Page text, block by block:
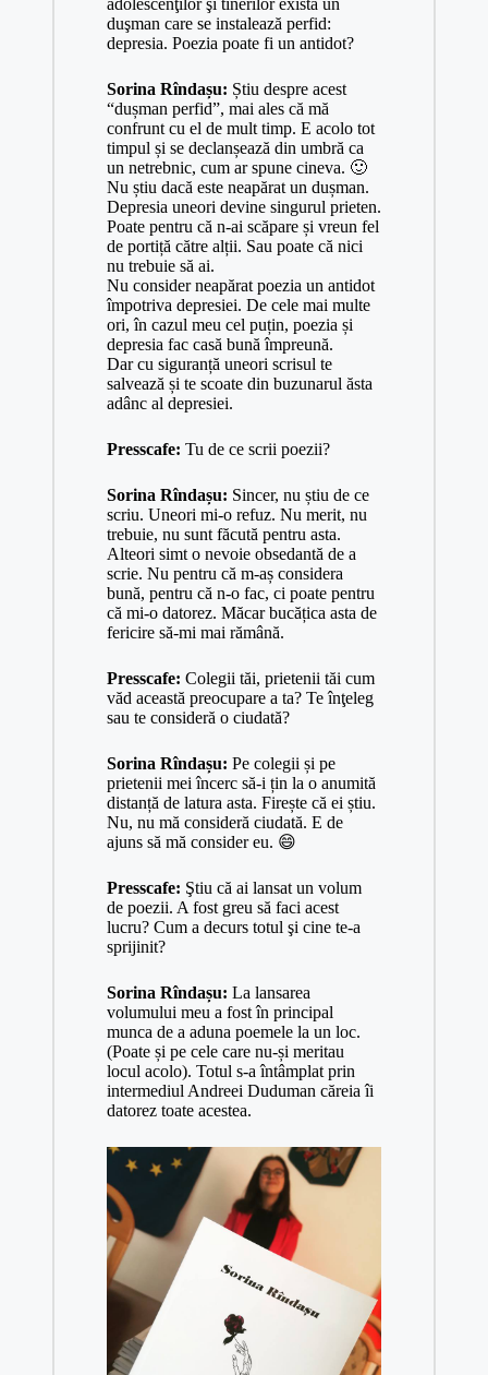
duşman care se instalează perfid:
depresia. Poezia poate fi un antidot?
Sorina Rîndașu: Știu despre acest
“dușman perfid”, mai ales că mă
confrunt cu el de mult timp. E acolo tot
timpul și se declanșează din umbră ca
un netrebnic, cum ar spune cineva. 🙂
Nu știu dacă este neapărat un dușman.
Depresia uneori devine singurul prieten.
Poate pentru că n-ai scăpare și vreun fel
de portiță către alții. Sau poate că nici
nu trebuie să ai.
Nu consider neapărat poezia un antidot
împotriva depresiei. De cele mai multe
ori, în cazul meu cel puțin, poezia și
depresia fac casă bună împreună.
Dar cu siguranță uneori scrisul te
salvează și te scoate din buzunarul ăsta
adânc al depresiei.
Presscafe: Tu de ce scrii poezii?
Sorina Rîndașu: Sincer, nu știu de ce
scriu. Uneori mi-o refuz. Nu merit, nu
trebuie, nu sunt făcută pentru asta.
Alteori simt o nevoie obsedantă de a
scrie. Nu pentru că m-aș considera
bună, pentru că n-o fac, ci poate pentru
că mi-o datorez. Măcar bucățica asta de
fericire să-mi mai rămână.
Presscafe: Colegii tăi, prietenii tăi cum
văd această preocupare a ta? Te înţeleg
sau te consideră o ciudată?
Sorina Rîndașu: Pe colegii și pe
prietenii mei încerc să-i țin la o anumită
distanță de latura asta. Firește că ei știu.
Nu, nu mă consideră ciudată. E de
ajuns să mă consider eu. 😄
Presscafe: Ştiu că ai lansat un volum
de poezii. A fost greu să faci acest
lucru? Cum a decurs totul şi cine te-a
sprijinit?
Sorina Rîndașu: La lansarea
volumului meu a fost în principal
munca de a aduna poemele la un loc.
(Poate și pe cele care nu-și meritau
locul acolo). Totul s-a întâmplat prin
intermediul Andreei Duduman căreia îi
datorez toate acestea.